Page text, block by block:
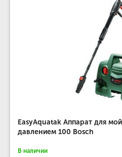
EasyAquatak Аппарат для
давлением 100 Bosch
В наличии